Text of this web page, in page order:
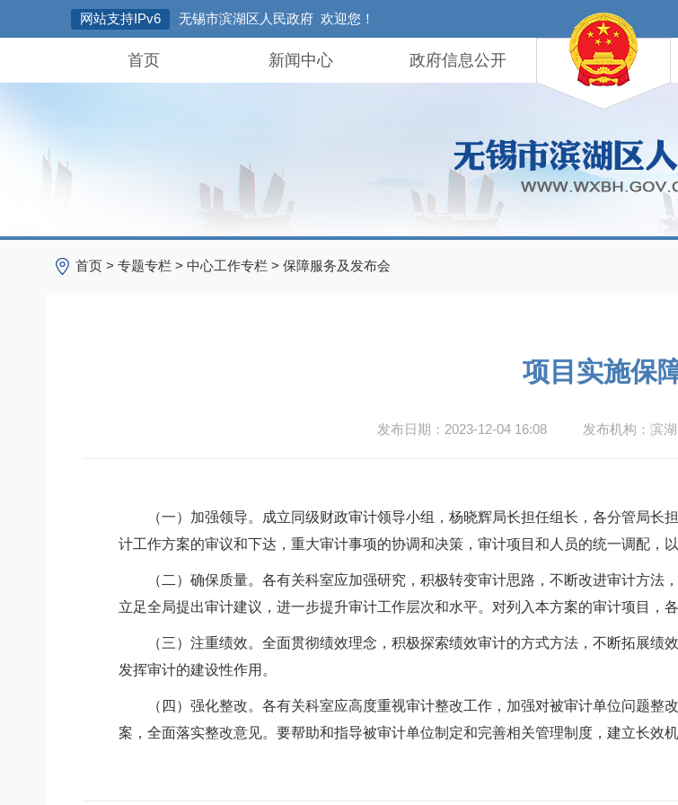
网站支持IPv6 无锡市滨湖区人民政府 欢迎您！
首页 新闻中心 政府信息公开
首页 > 专题专栏 > 中心工作专栏 > 保障服务及发布会
项目实施保
发布日期：2023-12-04 16:08 发布机构：滨
（一）加强领导。成立同级财政审计领导小组，杨晓辉局长担任组长，各分管局
计工作方案的审议和下达，重大审计事项的协调和决策，审计项目和人员的统一调配，
（二）确保质量。各有关科室应加强研究，积极转变审计思路，不断改进审计方法
立足全局提出审计建议，进一步提升审计工作层次和水平。对列入本方案的审计项目，
（三）注重绩效。全面贯彻绩效理念，积极探索绩效审计的方式方法，不断拓展
发挥审计的建设性作用。
（四）强化整改。各有关科室应高度重视审计整改工作，加强对被审计单位问题
案，全面落实整改意见。要帮助和指导被审计单位制定和完善相关管理制度，建立长效